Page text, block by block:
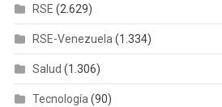
RSE (2.629)
RSE-Venezuela(1.334)
Salud (1.306)
Tecnología(90)